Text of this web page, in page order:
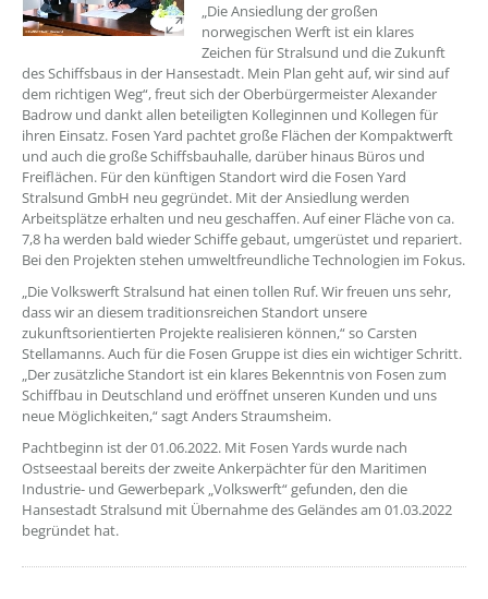
„Die Ansiedlung der großen
norwegischen Werft ist ein klares
Zeichen für Stralsund und die Zukunft
des Schiffsbaus in der Hansestadt. Mein Plan geht auf, wir sind auf
dem richtigen Weg“, freut sich der Oberbürgermeister Alexander
Badrow und dankt allen beteiligten Kolleginnen und Kollegen für
ihren Einsatz. Fosen Yard pachtet große Flächen der Kompaktwerft
und auch die große Schiffsbauhalle, darüber hinaus Büros und
Freiflächen. Für den künftigen Standort wird die Fosen Yard
Stralsund GmbH neu gegründet. Mit der Ansiedlung werden
Arbeitsplätze erhalten und neu geschaffen. Auf einer Fläche von ca.
7,8 ha werden bald wieder Schiffe gebaut, umgerüstet und repariert.
Bei den Projekten stehen umweltfreundliche Technologien im Fokus.
„Die Volkswerft Stralsund hat einen tollen Ruf. Wir freuen uns sehr,
dass wir an diesem traditionsreichen Standort unsere
zukunftsorientierten Projekte realisieren können,“ so Carsten
Stellamanns. Auch für die Fosen Gruppe ist dies ein wichtiger Schritt.
„Der zusätzliche Standort ist ein klares Bekenntnis von Fosen zum
Schiffbau in Deutschland und eröffnet unseren Kunden und uns
neue Möglichkeiten,“ sagt Anders Straumsheim.
Pachtbeginn ist der 01.06.2022. Mit Fosen Yards wurde nach
Ostseestaal bereits der zweite Ankerpächter für den Maritimen
Industrie- und Gewerbepark „Volkswerft“ gefunden, den die
Hansestadt Stralsund mit Übernahme des Geländes am 01.03.2022
begründet hat.